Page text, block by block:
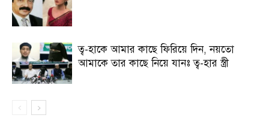
ত্ব-হাকে আমার কাছে ফিরিয়ে দিন, নয়তো
আমাকে তার কাছে নিয়ে যানঃ ত্ব-হার স্ত্রী